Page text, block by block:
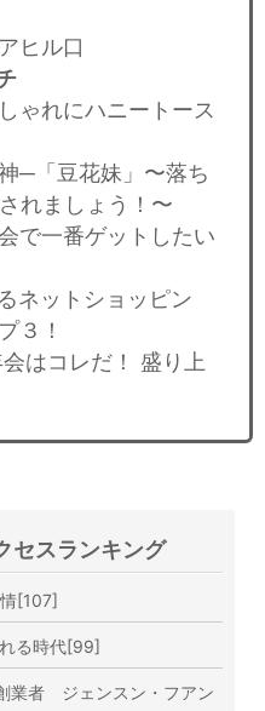
ヒル口
ゃれにハニートース
─「豆花妹」〜落ち
れましょう！〜
で一番ゲットしたい
ネットショッピン
３！
はコレだ！ 盛り上
セスランキング
[107]
る時代[99]
業者 ジェンスン・フアン